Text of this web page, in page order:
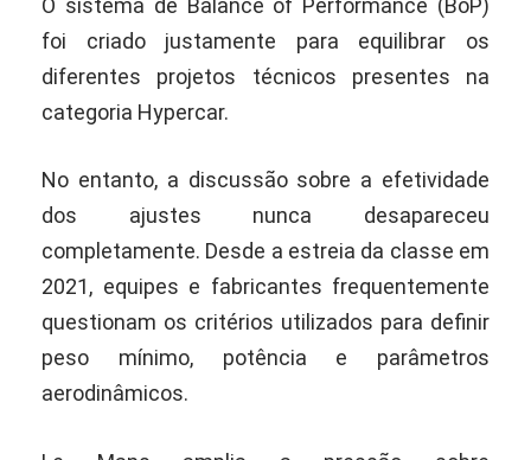
O sistema de Balance of Performance (BoP)
foi criado justamente para equilibrar os
diferentes projetos técnicos presentes na
categoria Hypercar.
No entanto, a discussão sobre a efetividade
dos ajustes nunca desapareceu
completamente. Desde a estreia da classe em
2021, equipes e fabricantes frequentemente
questionam os critérios utilizados para definir
peso mínimo, potência e parâmetros
aerodinâmicos.